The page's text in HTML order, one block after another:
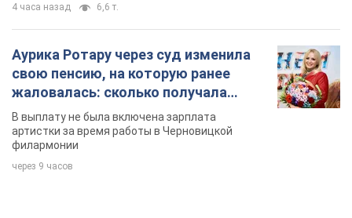
4 часа назад 6,6 т.
Аурика Ротару через суд изменила
свою пенсию, на которую ранее
жаловалась: сколько получала
певица
В выплату не была включена зарплата
артистки за время работы в Черновицкой
филармонии
через 9 часов